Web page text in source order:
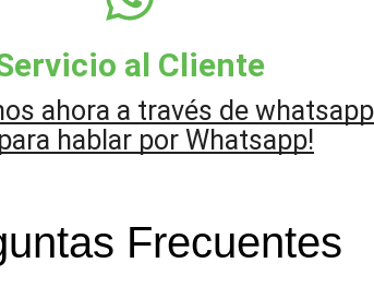
al Cliente
ahora a través de
hablar por Whatsapp!
Frecuentes